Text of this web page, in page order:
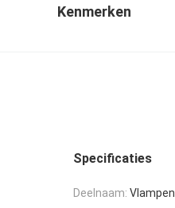
Kenmerken
Specificaties
Deelnaam: Vlampen